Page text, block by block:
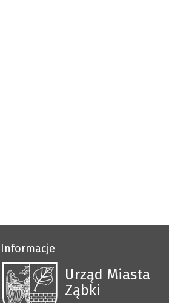
Informacje
Urząd Miasta
Ząbki